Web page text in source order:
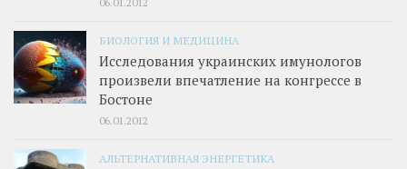
БИОЛОГИЯ И МЕДИЦИНА
Исследования украинских имунологов
произвели впечатление на конгрессе в
Бостоне
06.01.2012
АЛЬТЕРНАТИВНАЯ ЭНЕРГЕТИКА